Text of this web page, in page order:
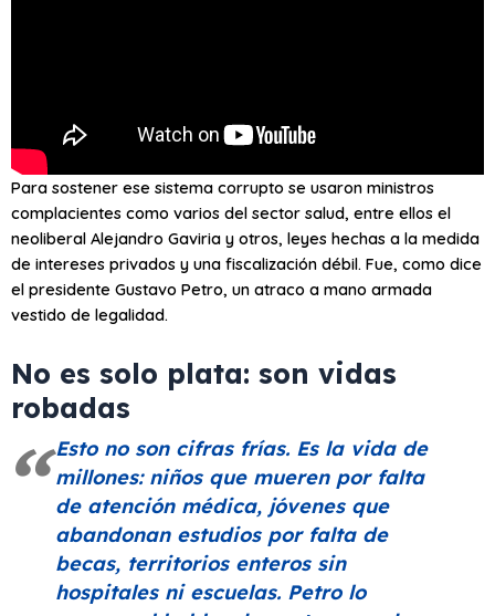
Para sostener ese sistema corrupto se usaron ministros
complacientes como varios del sector salud, entre ellos el
neoliberal Alejandro Gaviria y otros, leyes hechas a la medida
de intereses privados y una fiscalización débil. Fue, como dice
el presidente Gustavo Petro, un atraco a mano armada
vestido de legalidad.
No es solo plata: son vidas
robadas
Esto no son cifras frías. Es la vida de
millones: niños que mueren por falta
de atención médica, jóvenes que
abandonan estudios por falta de
becas, territorios enteros sin
hospitales ni escuelas. Petro lo